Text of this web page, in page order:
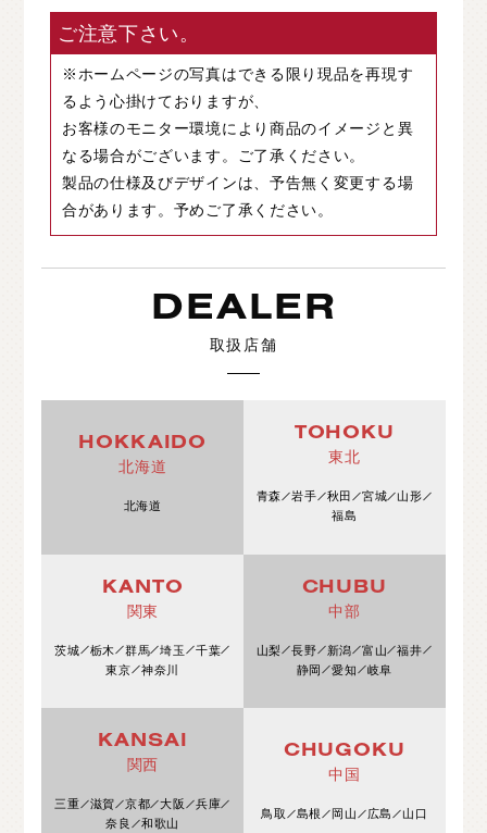
ご注意下さい。
※ホームページの写真はできる限り現品を再現す
るよう心掛けておりますが、
お客様のモニター環境により商品のイメージと異
なる場合がございます。ご了承ください。
製品の仕様及びデザインは、予告無く変更する場
合があります。予めご了承ください。
DEALER
取扱店舗
HOKKAIDO
北海道
北海道
TOHOKU
東北
青森 岩手 秋田 宮城
山形
福島
KANTO
関東
茨城 栃木 群馬 埼玉
千葉
東京
神奈川
CHUBU
中部
山梨 長野 新潟 富山
福井
静岡
愛知 岐阜
KANSAI
関西
三重 滋賀 京都 大阪
兵庫
奈良
和歌山
CHUGOKU
中国
鳥取 島根 岡山 広島 山口